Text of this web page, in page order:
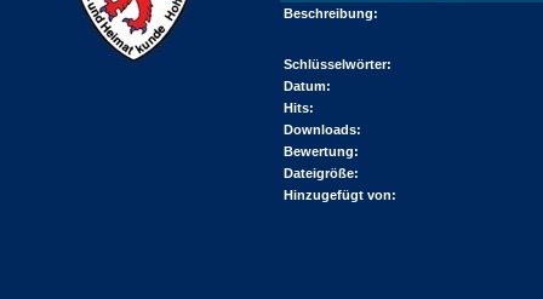
Beschreibung:
Schlüsselwörter:
Datum:
Hits:
Downloads:
Bewertung:
Dateigröße:
Hinzugefügt von: